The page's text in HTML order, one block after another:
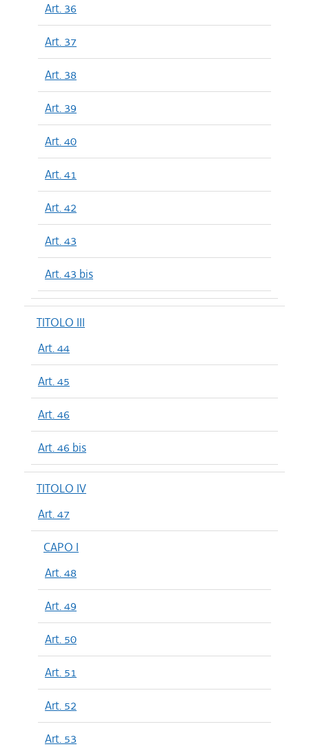
Art. 36
Art. 37
Art. 38
Art. 39
Art. 40
Art. 41
Art. 42
Art. 43
Art. 43 bis
TITOLO III
Art. 44
Art. 45
Art. 46
Art. 46 bis
TITOLO IV
Art. 47
CAPO I
Art. 48
Art. 49
Art. 50
Art. 51
Art. 52
Art. 53